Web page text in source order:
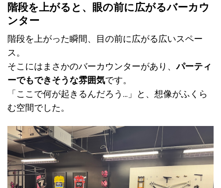
階段を上がると、眼の前に広がるバーカウ
ンター
階段を上がった瞬間、目の前に広がる広いスペー
ス。
そこにはまさかのバーカウンターがあり、パーティ
ーでもできそうな雰囲気です。
「ここで何が起きるんだろう…」と、想像がふくら
む空間でした。